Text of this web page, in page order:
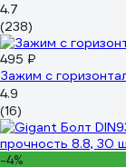
4.7
(238)
495 ₽
Зажим с
4.9
(16)
-4%